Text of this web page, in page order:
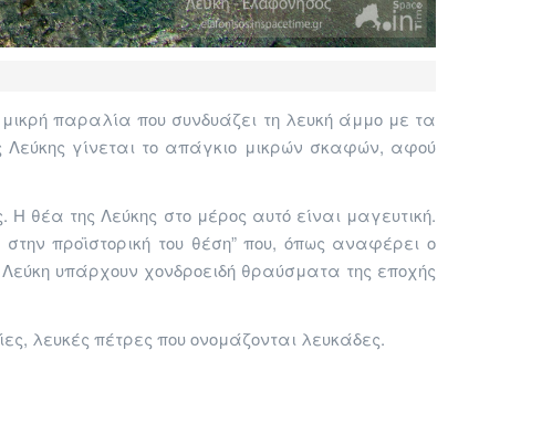
παραλία που συνδυάζει τη λευκή άμμο με τα
γίνεται το απάγκιο μικρών σκαφών, αφού
θέα της Λεύκης στο μέρος αυτό είναι μαγευτική.
προϊστορική του θέση” που, όπως αναφέρει ο
υπάρχουν χονδροειδή θραύσματα της εποχής
λευκές πέτρες που ονομάζονται λευκάδες.